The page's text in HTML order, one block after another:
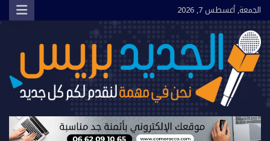
Skip
to
content
الجمعة, أغسطس 7, 2026
الجديد بريس
نحن في مهمة لنقدم لكم كل جديد